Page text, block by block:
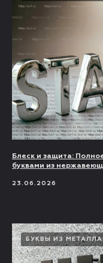
Блеск и защита:
буквами из
23.06.2026
БУКВЫ ИЗ МЕТАЛЛА